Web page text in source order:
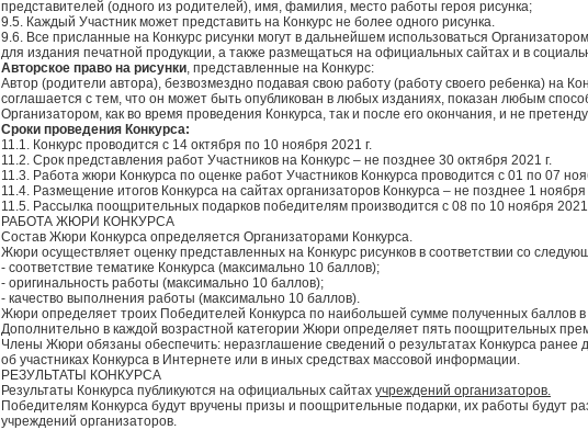
представителей (одного из родителей), имя, фамилия, место работы героя рисунка;
9.5. Каждый Участник может представить на Конкурс не более одного рисунка.
9.6. Все присланные на Конкурс рисунки могут в дальнейшем использоваться
для издания печатной продукции, а также размещаться на официальных сайтах и в
Авторское право на рисунки, представленные на Конкурс:
Автор (родители автора), безвозмездно подавая свою работу (работу своего ребенка) на
соглашается с тем, что он может быть опубликован в любых изданиях, показан любым
Организатором, как во время проведения Конкурса, так и после его окончания, и не
Сроки проведения Конкурса:
11.1. Конкурс проводится с 14 октября по 10 ноября 2021 г.
11.2. Срок представления работ Участников на Конкурс – не позднее 30 октября 2021 г.
11.3. Работа жюри Конкурса по оценке работ Участников Конкурса проводится с 01 по 07
11.4. Размещение итогов Конкурса на сайтах организаторов Конкурса – не позднее 1 ноября
11.5. Рассылка поощрительных подарков победителям производится с 08 по 10 ноября 2021
РАБОТА ЖЮРИ КОНКУРСА
Состав Жюри Конкурса определяется Организаторами Конкурса.
Жюри осуществляет оценку представленных на Конкурс рисунков в соответствии со
- соответствие тематике Конкурса (максимально 10 баллов);
- оригинальность работы (максимально 10 баллов);
- качество выполнения работы (максимально 10 баллов).
Жюри определяет троих Победителей Конкурса по наибольшей сумме полученных баллов в
Дополнительно в каждой возрастной категории Жюри определяет пять поощрительных
Члены Жюри обязаны обеспечить: неразглашение сведений о результатах Конкурса ранее
об участниках Конкурса в Интернете или в иных средствах массовой информации.
РЕЗУЛЬТАТЫ КОНКУРСА
Результаты Конкурса публикуются на официальных сайтах учреждений организаторов.
Победителям Конкурса будут вручены призы и поощрительные подарки, их работы будут
учреждений организаторов.